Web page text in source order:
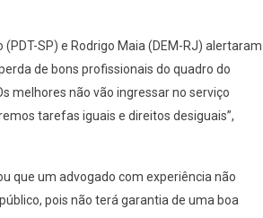
SP) e Rodrigo Maia (DEM-RJ) alertaram
de bons profissionais do quadro do
melhores não vão ingressar no serviço
tarefas iguais e direitos desiguais”,
que um advogado com experiência não
pois não terá garantia de uma boa